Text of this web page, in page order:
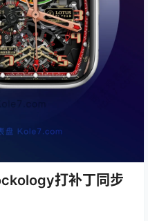
打补丁同步